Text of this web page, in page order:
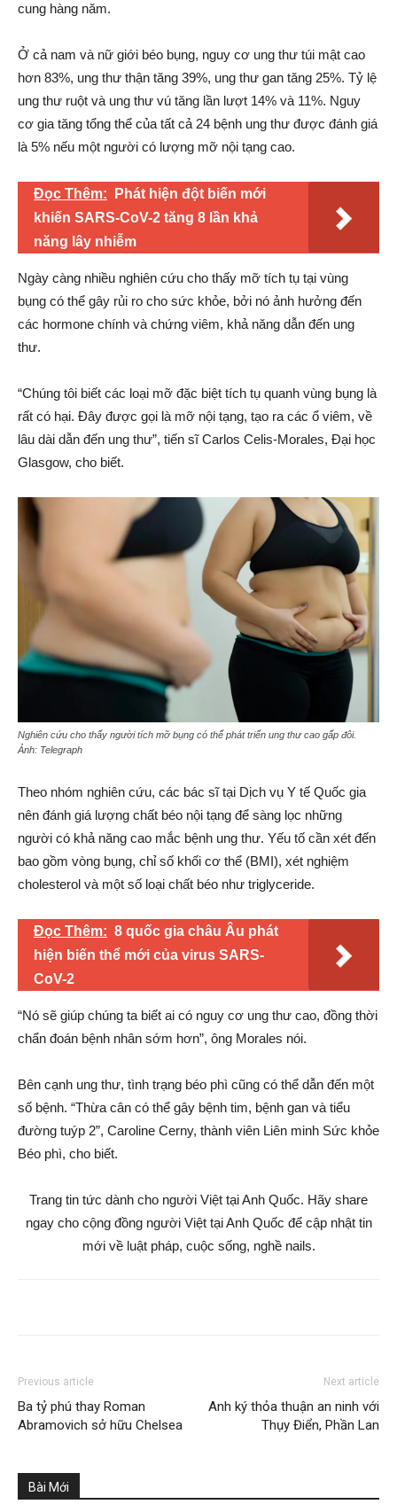
cung hàng năm.
Ở cả nam và nữ giới béo bụng, nguy cơ ung thư túi mật cao
hơn 83%, ung thư thận tăng 39%, ung thư gan tăng 25%. Tỷ lệ
ung thư ruột và ung thư vú tăng lần lượt 14% và 11%. Nguy
cơ gia tăng tổng thể của tất cả 24 bệnh ung thư được đánh giá
là 5% nếu một người có lượng mỡ nội tạng cao.
Đọc Thêm:
Phát hiện đột biến mới
khiến SARS-CoV-2 tăng 8 lần khả
năng lây nhiễm
Ngày càng nhiều nghiên cứu cho thấy mỡ tích tụ tại vùng
bụng có thể gây rủi ro cho sức khỏe, bởi nó ảnh hưởng đến
các hormone chính và chứng viêm, khả năng dẫn đến ung
thư.
“Chúng tôi biết các loại mỡ đặc biệt tích tụ quanh vùng bụng là
rất có hại. Đây được gọi là mỡ nội tạng, tạo ra các ổ viêm, về
lâu dài dẫn đến ung thư”, tiến sĩ Carlos Celis-Morales, Đại học
Glasgow, cho biết.
Nghiên cứu cho thấy người tích mỡ bụng có thể phát triển ung thư cao gấp đôi.
Ảnh: Telegraph
Theo nhóm nghiên cứu, các bác sĩ tại Dịch vụ Y tế Quốc gia
nên đánh giá lượng chất béo nội tạng để sàng lọc những
người có khả năng cao mắc bệnh ung thư. Yếu tố cần xét đến
bao gồm vòng bụng, chỉ số khối cơ thể (BMI), xét nghiệm
cholesterol và một số loại chất béo như triglyceride.
Đọc Thêm: 8 quốc gia châu Âu phát
hiện biến thể mới của virus SARS-
CoV-2
“Nó sẽ giúp chúng ta biết ai có nguy cơ ung thư cao, đồng thời
chẩn đoán bệnh nhân sớm hơn”, ông Morales nói.
Bên cạnh ung thư, tình trạng béo phì cũng có thể dẫn đến một
số bệnh. “Thừa cân có thể gây bệnh tim, bệnh gan và tiểu
đường tuýp 2”, Caroline Cerny, thành viên Liên minh Sức khỏe
Béo phì, cho biết.
Trang tin tức dành cho người Việt tại Anh Quốc. Hãy share
ngay cho cộng đồng người Việt tại Anh Quốc để cập nhật tin
mới về luật pháp, cuộc sống, nghề nails.
Previous article
Ba tỷ phú thay Roman
Abramovich sở hữu Chelsea
Next article
Anh ký thỏa thuận an ninh với
Thụy Điển, Phần Lan
Bài Mới